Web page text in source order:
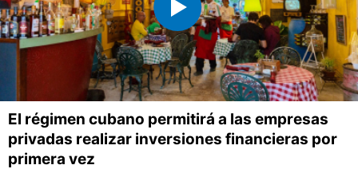
El régimen cubano permitirá a las empresas
privadas realizar inversiones financieras por
primera vez